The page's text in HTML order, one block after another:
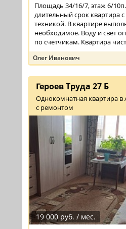
Площадь 34/16/7, этаж 6/
длительный срок квартира
техникой. В квартире
необходимое. Воду и свет
по счетчикам. Квартира
Олег Иванович
Героев Труда 27 Б
Однокомнатная квартира в
с ремонтом
19 000 руб. / мес.